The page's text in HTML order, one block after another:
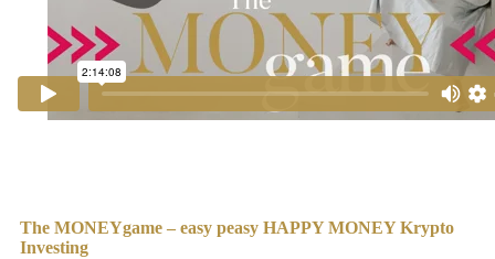
The MONEYgame – easy peasy HAPPY MONEY Krypto
Investing